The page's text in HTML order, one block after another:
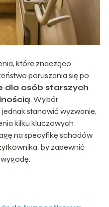
które znacząco
poruszania się po
dla osób starszych
. Wybór
stanowić wyzwanie,
kilku kluczowych
na specyfikę schodów
by zapewnić